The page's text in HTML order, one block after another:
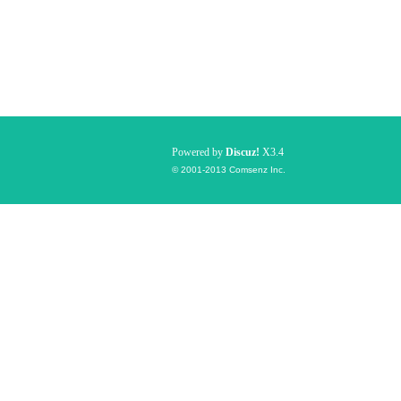
Powered by Discuz! X3.4
© 2001-2013 Comsenz Inc.